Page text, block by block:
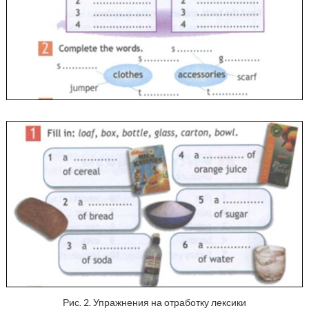
Рис. 2. Упражнения на отработку лексики